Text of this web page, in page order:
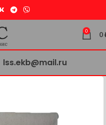
0 0
lss.ekb@mail.ru